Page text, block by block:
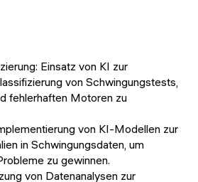
Einsatz von KI zur
von Schwingungstests,
fehlerhaften Motoren zu
von KI-Modellen zur
in Schwingungsdaten, um
zu gewinnen.
von Datenanalysen zur